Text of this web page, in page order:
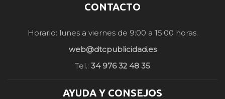
CONTACTO
Horario: lunes a viernes de 9:00 a 15:00 horas.
web@dtcpublicidad.es
Tel.: 34 976 32 48 35
AYUDA Y CONSEJOS